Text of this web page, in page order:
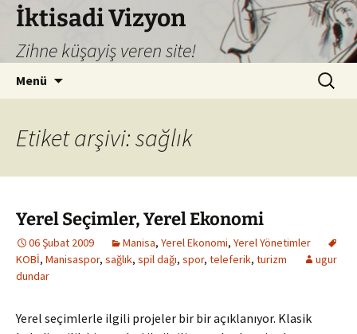
İktisadi Vizyon
Zihne küşayiş veren site!
Menü Arama:
Etiket arşivi: sağlık
Yerel Seçimler, Yerel Ekonomi
06 Şubat 2009 Manisa, Yerel Ekonomi, Yerel Yönetimler
KOBİ, Manisaspor, sağlık, spil dağı, spor, teleferik, turizm
ugur
dundar
Yerel seçimlerle ilgili projeler bir bir açıklanıyor. Klasik